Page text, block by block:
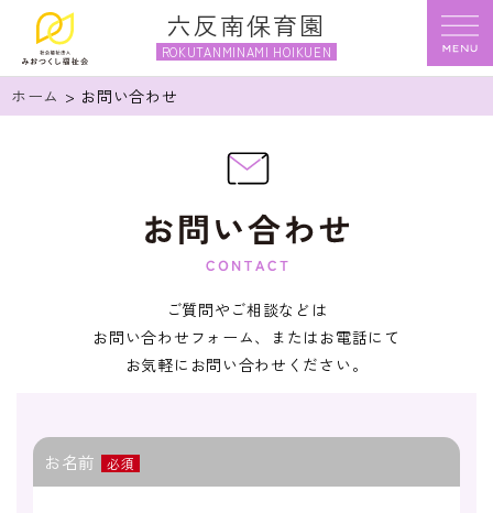
六反南保育園
ROKUTANMINAMI HOIKUEN
ホーム > お問い合わせ
ご質問やご相談などは
お問い合わせフォーム、またはお電話にて
お気軽にお問い合わせください。
お名前 必須